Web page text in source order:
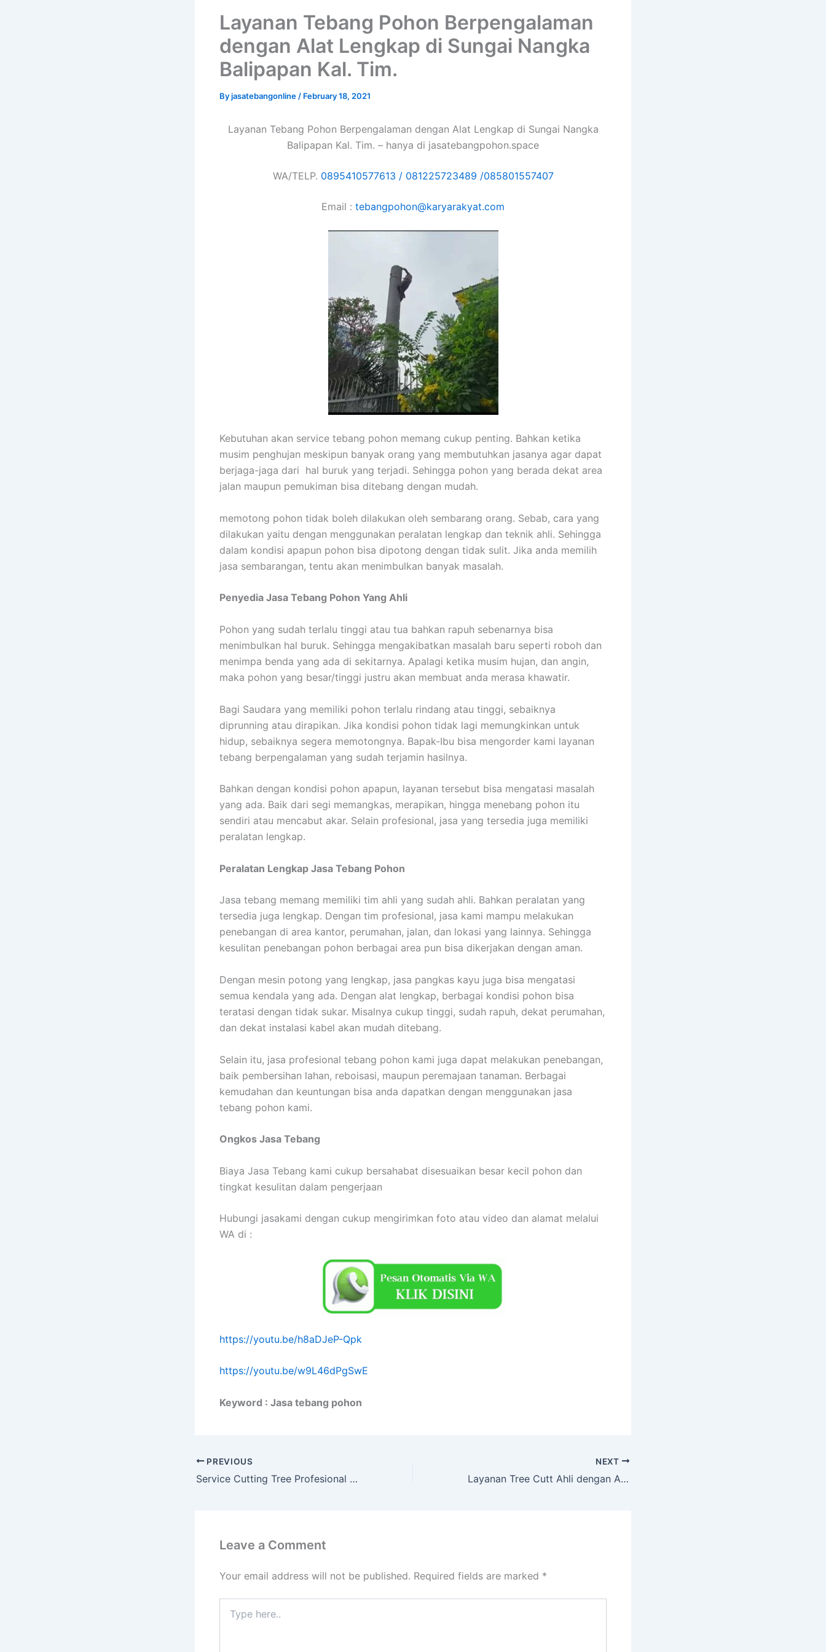
Layanan Tebang Pohon Berpengalaman
dengan Alat Lengkap di Sungai Nangka
Balipapan Kal. Tim.
Byjasatebangonline / February 18, 2021
Layanan Tebang Pohon Berpengalaman dengan Alat Lengkap di Sungai Nangka
Balipapan Kal. Tim. – hanya di jasatebangpohon.space
WA/TELP. 0895410577613 / 081225723489 /085801557407
Email : tebangpohon@karyarakyat.com
Kebutuhan akan service tebang pohon memang cukup penting. Bahkan ketika
musim penghujan meskipun banyak orang yang membutuhkan jasanya agar dapat
berjaga-jaga dari hal buruk yang terjadi. Sehingga pohon yang berada dekat area
jalan maupun pemukiman bisa ditebang dengan mudah.
memotong pohon tidak boleh dilakukan oleh sembarang orang. Sebab, cara yang
dilakukan yaitu dengan menggunakan peralatan lengkap dan teknik ahli. Sehingga
dalam kondisi apapun pohon bisa dipotong dengan tidak sulit. Jika anda memilih
jasa sembarangan, tentu akan menimbulkan banyak masalah.
Penyedia Jasa Tebang Pohon Yang Ahli
Pohon yang sudah terlalu tinggi atau tua bahkan rapuh sebenarnya bisa
menimbulkan hal buruk. Sehingga mengakibatkan masalah baru seperti roboh dan
menimpa benda yang ada di sekitarnya. Apalagi ketika musim hujan, dan angin,
maka pohon yang besar/tinggi justru akan membuat anda merasa khawatir.
Bagi Saudara yang memiliki pohon terlalu rindang atau tinggi, sebaiknya
diprunning atau dirapikan. Jika kondisi pohon tidak lagi memungkinkan untuk
hidup, sebaiknya segera memotongnya. Bapak-Ibu bisa mengorder kami layanan
tebang berpengalaman yang sudah terjamin hasilnya.
Bahkan dengan kondisi pohon apapun, layanan tersebut bisa mengatasi masalah
yang ada. Baik dari segi memangkas, merapikan, hingga menebang pohon itu
sendiri atau mencabut akar. Selain profesional, jasa yang tersedia juga memiliki
peralatan lengkap.
Peralatan Lengkap Jasa Tebang Pohon
Jasa tebang memang memiliki tim ahli yang sudah ahli. Bahkan peralatan yang
tersedia juga lengkap. Dengan tim profesional, jasa kami mampu melakukan
penebangan di area kantor, perumahan, jalan, dan lokasi yang lainnya. Sehingga
kesulitan penebangan pohon berbagai area pun bisa dikerjakan dengan aman.
Dengan mesin potong yang lengkap, jasa pangkas kayu juga bisa mengatasi
semua kendala yang ada. Dengan alat lengkap, berbagai kondisi pohon bisa
teratasi dengan tidak sukar. Misalnya cukup tinggi, sudah rapuh, dekat perumahan,
dan dekat instalasi kabel akan mudah ditebang.
Selain itu, jasa profesional tebang pohon kami juga dapat melakukan penebangan,
baik pembersihan lahan, reboisasi, maupun peremajaan tanaman. Berbagai
kemudahan dan keuntungan bisa anda dapatkan dengan menggunakan jasa
tebang pohon kami.
Ongkos Jasa Tebang
Biaya Jasa Tebang kami cukup bersahabat disesuaikan besar kecil pohon dan
tingkat kesulitan dalam pengerjaan
Hubungi jasakami dengan cukup mengirimkan foto atau video dan alamat melalui
WA di :
https://youtu.be/h8aDJeP-Qpk
https://youtu.be/w9L46dPgSwE
Keyword : Jasa tebang pohon
PREVIOUS
Service Cutting Tree Profesional dengan Alat Lengkap KRICAK
NEXT
Layanan Tree Cutt Ahli dengan Alat Komplit Lendah
Leave a Comment
Your email address will not be published. Required fields are marked *
here..